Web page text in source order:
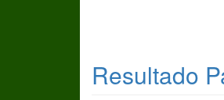
Resultado